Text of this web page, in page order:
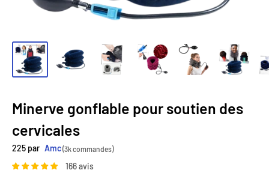
Minerve gonflable pour soutien des
cervicales
225 par Amc(3k commandes)
166 avis